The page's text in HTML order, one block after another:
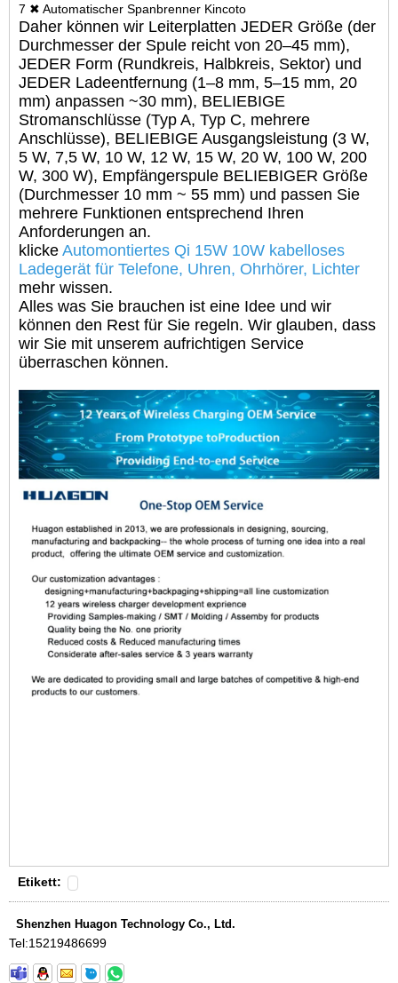
7 ✖ Automatischer Spanbrenner Kincoto
Daher können wir Leiterplatten JEDER Größe (der
Durchmesser der Spule reicht von 20–45 mm),
JEDER Form (Rundkreis, Halbkreis, Sektor) und
JEDER Ladeentfernung (1–8 mm, 5–15 mm, 20
mm) anpassen ~30 mm), BELIEBIGE
Stromanschlüsse (Typ A, Typ C, mehrere
Anschlüsse), BELIEBIGE Ausgangsleistung (3 W,
5 W, 7,5 W, 10 W, 12 W, 15 W, 20 W, 100 W, 200
W, 300 W), Empfängerspule BELIEBIGER Größe
(Durchmesser 10 mm ~ 55 mm) und passen Sie
mehrere Funktionen entsprechend Ihren
Anforderungen an.
klicke Automontiertes Qi 15W 10W kabelloses
Ladegerät für Telefone, Uhren, Ohrhörer, Lichter
mehr wissen.
Alles was Sie brauchen ist eine Idee und wir
können den Rest für Sie regeln. Wir glauben, dass
wir Sie mit unserem aufrichtigen Service
überraschen können.
Etikett:
Shenzhen Huagon Technology Co., Ltd.
Tel:15219486699